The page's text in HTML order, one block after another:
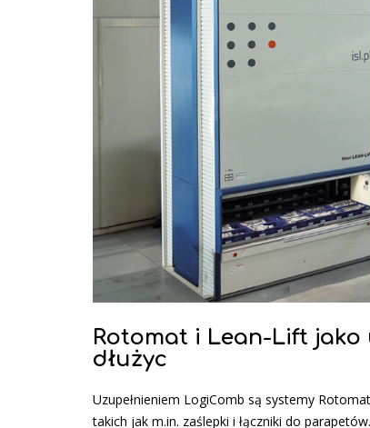
Rotomat i Lean-Lift jako
dłużyc
Uzupełnieniem LogiComb są systemy
takich jak m.in. zaślepki i łączniki do parapetów.